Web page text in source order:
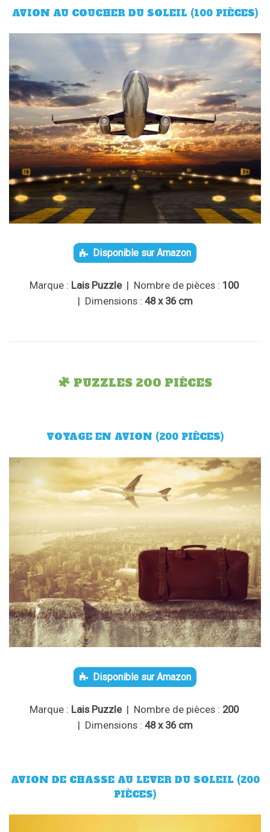
AVION AU COUCHER DU SOLEIL (100 PIÈCES)
Disponible sur Amazon
Marque : Lais Puzzle| Nombre de pièces : 100
| Dimensions : 48 x 36 cm
PUZZLES 200 PIÈCES
VOYAGE EN AVION (200 PIÈCES)
Disponible sur Amazon
Marque : Lais Puzzle| Nombre de pièces : 200
| Dimensions : 48 x 36 cm
AVION DE CHASSE AU LEVER DU SOLEIL (200
PIÈCES)